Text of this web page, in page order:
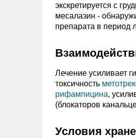
экскретируется с
месалазин -
препарата в период
Лечение усиливает
токсичность
рифампицина,
(блокаторов
Условия